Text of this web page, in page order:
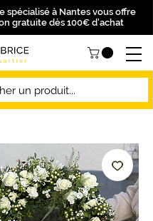
spécialisé à Nantes vous offre
gratuite dès 100€ d'achat